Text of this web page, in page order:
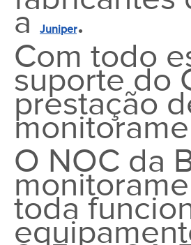
aJuniper.
Com todo
suporte do
prestação
O NOC da
toda